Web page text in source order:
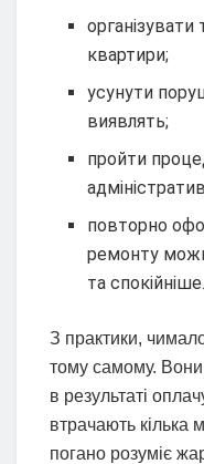
квартири;
усунути
виявлять;
пройти
повторно
ремонту
та спокійніше.
З практики,
тому самому.
в результаті
втрачають кілька
погано розуміє